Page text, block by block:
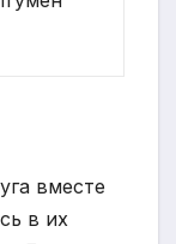
вместе
в их